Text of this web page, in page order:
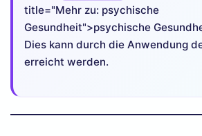
title="Mehr zu: psychische
Gesundheit">psychische
Dies kann durch die Anwendung
erreicht werden.